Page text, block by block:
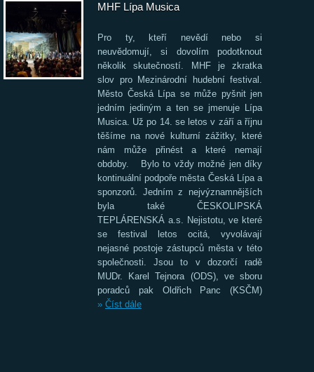
MHF Lípa Musica
Pro ty, kteří nevědí nebo si
neuvědomují, si dovolím podotknout
několik skutečností. MHF je zkratka
slov pro Mezinárodní hudební festival.
Město Česká Lípa se může pyšnit jen
jedním jediným a ten se jmenuje Lípa
Musica. Už po 14. se letos v září a říjnu
těšíme na nové kulturní zážitky, které
nám může přinést a které nemají
obdoby. Bylo to vždy možné jen díky
kontinuální podpoře města Česká Lípa a
sponzorů. Jedním z nejvýznamnějších
byla také ČESKOLIPSKÁ
TEPLÁRENSKÁ a.s. Nejistotu, ve které
se festival letos ocitá, vyvolávají
nejasné postoje zástupců města v této
společnosti. Jsou to v dozorčí radě
MUDr. Karel Tejnora (ODS), ve sboru
poradců pak Oldřich Panc (KSČM)
» Číst dále